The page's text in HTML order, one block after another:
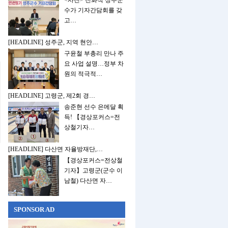
수가 기자간담회를 갖
고…
[HEADLINE] 성주군, 지역 현안…
구윤철 부총리 만나 주
요 사업 설명…정부 차
원의 적극적…
[HEADLINE] 고령군, 제2회 경…
송준현 선수 은메달 획
득! 【경상포커스=전
상철기자…
[HEADLINE] 다산면 자율방재단,…
【경상포커스=전상철
기자】고령군(군수 이
남철) 다산면 자…
SPONSOR AD